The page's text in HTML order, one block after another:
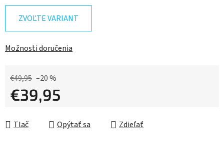
ZVOĽTE VARIANT
Možnosti doručenia
€49,95 –20 %
€39,95
Tlač
Opýtať sa Zdieľať